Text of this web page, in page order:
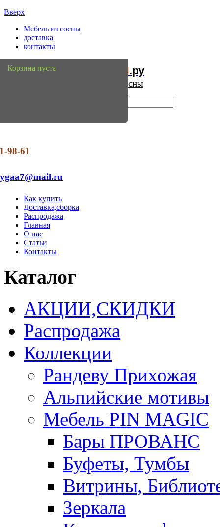
Вверх
Мебель из сосны
доставка
контакты
Мебель Сосны.ру
Интернет магазин мебели из сосны
98-61
Как купить
Доставка,сборка
Распродажа
Главная
О нас
Статьи
Контакты
Корзина пуста
Каталог
АКЦИИ,СКИДКИ
Распродажа
Коллекции
Рандеву Прихожая
Альпийские мотивы
Мебель PIN MAGIС
Бары ПРОВАНС
Буфеты, Тумбы
Витрины,
Зеркала